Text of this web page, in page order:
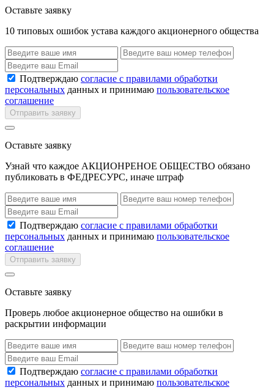
Оставьте заявку
10 типовых ошибок устава каждого акционерного общества
Подтверждаю согласие с правилами обработки
персональных данных и принимаю пользовательское
соглашение
Отправить заявку
Оставьте заявку
Узнай что каждое АКЦИОНРЕНОЕ ОБЩЕСТВО обязано
публиковать в ФЕДРЕСУРС, иначе штраф
Подтверждаю согласие с правилами обработки
персональных данных и принимаю пользовательское
соглашение
Отправить заявку
Оставьте заявку
Проверь любое акционерное общество на ошибки в
раскрытии информации
Подтверждаю согласие с правилами обработки
персональных данных и принимаю пользовательское